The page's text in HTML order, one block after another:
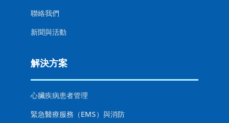
聯絡我們
新聞與活動
解決方案
心臟疾病患者管理
緊急醫療服務（EMS）與消防